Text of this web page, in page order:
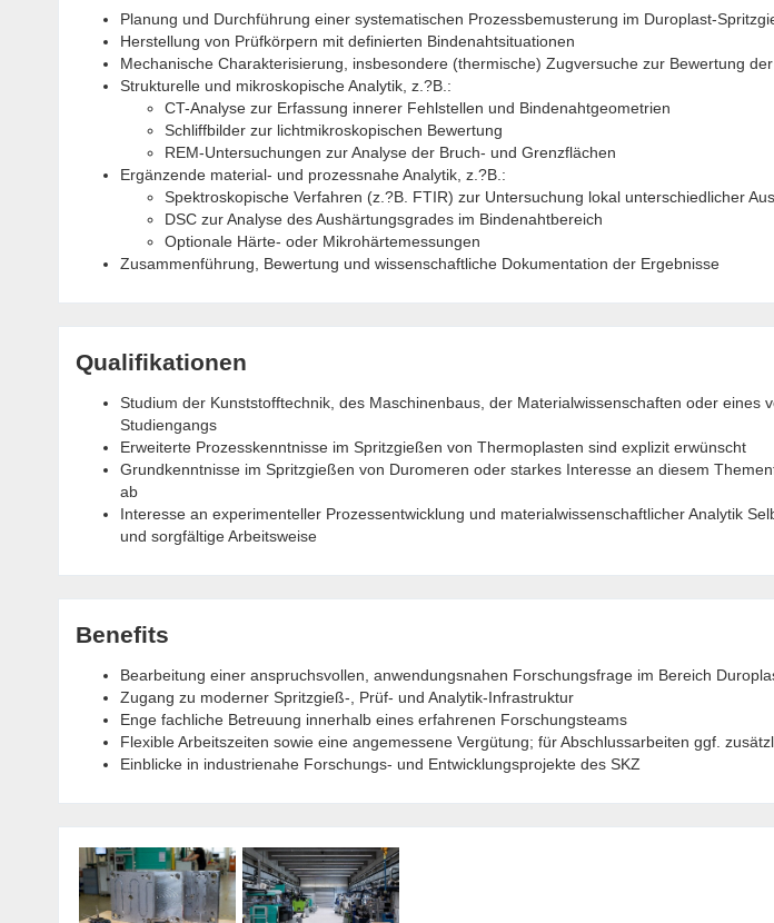
Planung und Durchführung einer systematischen Prozessbemusterung im Duroplast-
Herstellung von Prüfkörpern mit definierten Bindenahtsituationen
Mechanische Charakterisierung, insbesondere (thermische) Zugversuche zur Bewertung
Strukturelle und mikroskopische Analytik, z.?B.:
CT-Analyse zur Erfassung innerer Fehlstellen und Bindenahtgeometrien
Schliffbilder zur lichtmikroskopischen Bewertung
REM-Untersuchungen zur Analyse der Bruch- und Grenzflächen
Ergänzende material- und prozessnahe Analytik, z.?B.:
Spektroskopische Verfahren (z.?B. FTIR) zur Untersuchung lokal unterschiedlicher
DSC zur Analyse des Aushärtungsgrades im Bindenahtbereich
Optionale Härte- oder Mikrohärtemessungen
Zusammenführung, Bewertung und wissenschaftliche Dokumentation der Ergebnisse
Qualifikationen
Studium der Kunststofftechnik, des Maschinenbaus, der Materialwissenschaften oder eines
Studiengangs
Erweiterte Prozesskenntnisse im Spritzgießen von Thermoplasten sind explizit erwünscht
Grundkenntnisse im Spritzgießen von Duromeren oder starkes Interesse an diesem
ab
Interesse an experimenteller Prozessentwicklung und materialwissenschaftlicher Analytik
und sorgfältige Arbeitsweise
Benefits
Bearbeitung einer anspruchsvollen, anwendungsnahen Forschungsfrage im Bereich
Zugang zu moderner Spritzgieß-, Prüf- und Analytik-Infrastruktur
Enge fachliche Betreuung innerhalb eines erfahrenen Forschungsteams
Flexible Arbeitszeiten sowie eine angemessene Vergütung; für Abschlussarbeiten ggf.
Einblicke in industrienahe Forschungs- und Entwicklungsprojekte des SKZ